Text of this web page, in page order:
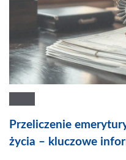
Przeliczenie
życia – kluczowe